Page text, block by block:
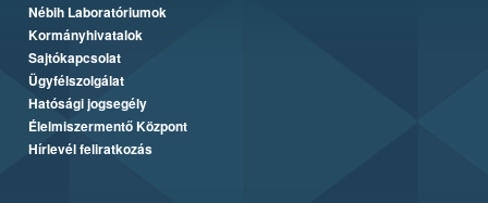
Nébih Laboratóriumok
Kormányhivatalok
Sajtókapcsolat
Ügyfélszolgálat
Hatósági jogsegély
Élelmiszermentő Központ
Hírlevél feliratkozás